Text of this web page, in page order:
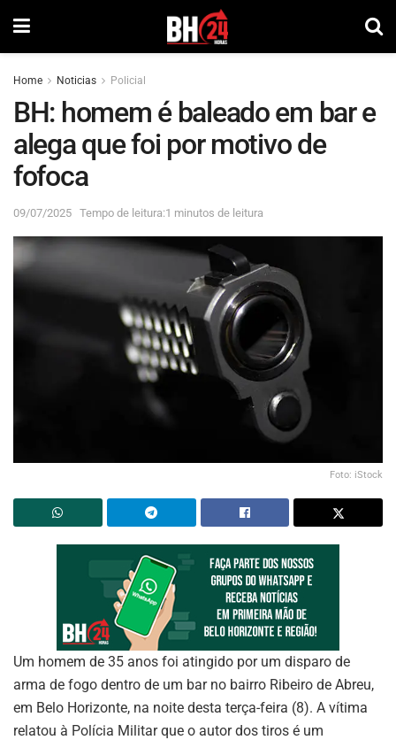
Home Noticias Policial
BH: homem é baleado em bar e
alega que foi por motivo de
fofoca
09/07/2025 Tempo de leitura:1 minutos de leitura
Foto: iStock
Um homem de 35 anos foi atingido por um disparo de
arma de fogo dentro de um bar no bairro Ribeiro de Abreu,
em Belo Horizonte, na noite desta terça-feira (8). A vítima
relatou à Polícia Militar que o autor dos tiros é um